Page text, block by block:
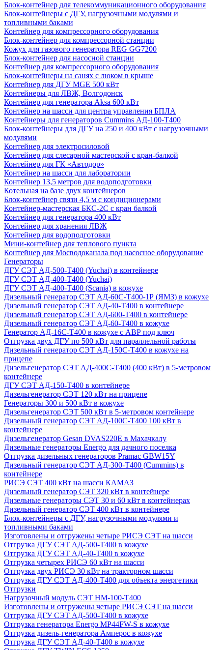
Блок-контейнер для телекоммуникационного оборудования
Блок-контейнеры с ДГУ, нагрузочными модулями и
топливными баками
Контейнер для компрессорного оборудования
Блок-контейнер для компрессорной станции
Кожух для газового генератора REG GG7200
Блок-контейнер для насосной станции
Контейнер для компрессорного оборудования
Блок-контейнеры на санях с люком в крыше
Контейнер для ДГУ MGE 500 кВт
Контейнеры для ЛВЖ, Волгодонск
Контейнер для генератора Aksa 600 кВт
Контейнер на шасси для центра управления БПЛА
Контейнеры для генераторов Cummins АД-100-Т400
Блок-контейнеры для ДГУ на 250 и 400 кВт с нагрузочными
модулями
Контейнер для электросиловой
Контейнер для слесарной мастерской с кран-балкой
Контейнер для ГК «Автодор»
Контейнер на шасси для лаборатории
Контейнер 13,5 метров для водоподготовки
Котельная на базе двух контейнеров
Блок-контейнер связи 4,5 м с кондиционерами
Контейнер-мастерская БКС-2С с кран балкой
Контейнер для генератора 400 кВт
Контейнер для хранения ЛВЖ
Контейнер для водоподготовки
Мини-контейнер для теплового пункта
Контейнер для Мосводоканала под насосное оборудование
Генераторы
ДГУ СЭТ АД-500-Т400 (Yuchai) в контейнере
ДГУ СЭТ АД-400-Т400 (Yuchai)
ДГУ СЭТ АД-400-Т400 (Scania) в кожухе
Дизельный генератор СЭТ АД-60С-Т400-1Р (ЯМЗ) в кожухе
Дизельный генератор СЭТ АД-40-Т400 в контейнере
Дизельный генератор СЭТ АД-600-Т400 в контейнере
Дизельный генератор СЭТ АД-60-Т400 в кожухе
Генератор АД-16С-Т400 в кожухе с АВР под ключ
Отгрузка двух ДГУ по 500 кВт для параллельной работы
Дизельный генератор СЭТ АД-150С-Т400 в кожухе на
прицепе
Дизельгенератор СЭТ АД-400С-Т400 (400 кВт) в 5-метровом
контейнере
ДГУ СЭТ АД-150-Т400 в контейнере
Дизельгенератор СЭТ 120 кВт на прицепе
Генераторы 300 и 500 кВт в кожухе
Дизельгенератор СЭТ 500 кВт в 5-метровом контейнере
Дизельный генератор СЭТ АД-100С-Т400 100 кВт в
контейнере
Дизельгенератор Gesan DVAS220E в Махачкалу
Дизельные генераторы Energo для дачного поселка
Отгрузка дизельных генераторов Pramac GВW15Y
Дизельный генератор СЭТ АД-300-Т400 (Cummins) в
контейнере
РИСЭ СЭТ 400 кВт на шасси КАМАЗ
Дизельный генератор СЭТ 320 кВт в контейнере
Дизельные генераторы СЭТ 30 и 60 кВт в контейнерах
Дизельный генератор СЭТ 400 кВт в контейнере
Блок-контейнеры с ДГУ, нагрузочными модулями и
топливными баками
Изготовлены и отгружены четыре РИСЭ СЭТ на шасси
Отгрузка ДГУ СЭТ АД-500-Т400 в кожухе
Отгрузка ДГУ СЭТ АД-40-Т400 в кожухе
Отгрузка четырех РИСЭ 60 кВт на шасси
Отгрузка двух РИСЭ 30 кВт на тракторном шасси
Отгрузка ДГУ СЭТ АД-400-Т400 для объекта энергетики
Отгрузки
Нагрузочный модуль СЭТ НМ-100-Т400
Изготовлены и отгружены четыре РИСЭ СЭТ на шасси
Отгрузка ДГУ СЭТ АД-500-Т400 в кожухе
Отгрузка генератора Energo MP44FW-S в кожухе
Отгрузка дизель-генератора Амперос в кожухе
Отгрузка ДГУ СЭТ АД-40-Т400 в кожухе